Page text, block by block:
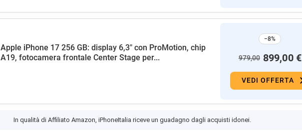
Apple iPhone 17 256 GB: display 6,3" con ProMotion, chip
A19, fotocamera frontale Center Stage per...
−8%
979,00 899,00 €
VEDI OFFERTA
In qualità di Affiliato Amazon, iPhoneItalia riceve un guadagno dagli acquisti idonei.